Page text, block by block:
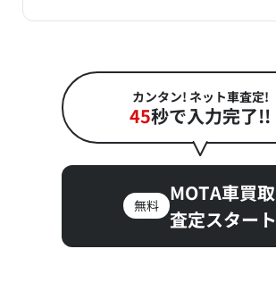
カンタン! ネット車査定!
45秒で入力完了!!
無料
MOTA車買取
査定スタート